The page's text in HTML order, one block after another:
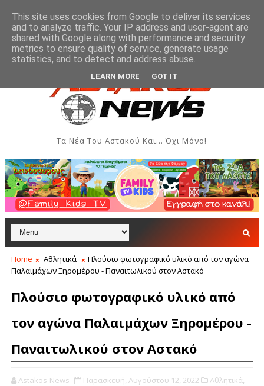
ΑΣΤΑΚΌΣ Ενημέρωση του Δήμου Ξηρομέρου για
Τα Νέα Του Αστακού Και... Όχι Μόνο!
Home Αθλητικά
Πλούσιο φωτογραφικό υλικό από τον αγώνα
Παλαιμάχων Ξηρομέρου - Παναιτωλικού στον Αστακό
Πλούσιο φωτογραφικό υλικό από
τον αγώνα Παλαιμάχων Ξηρομέρου -
Παναιτωλικού στον Αστακό
Astakos-News Παρασκευή, Αυγούστου 12, 2022 Αθλητικά,
This site uses cookies from Google to deliver its services
and to analyze traffic. Your IP address and user-agent are
shared with Google along with performance and security
metrics to ensure quality of service, generate usage
statistics, and to detect and address abuse.
LEARN MORE GOT IT